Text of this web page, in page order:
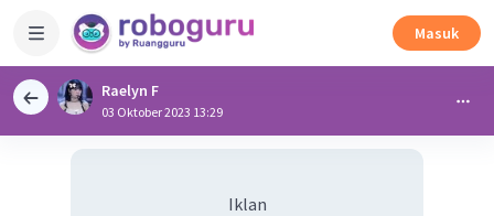
Masuk
Raelyn F
03 Oktober 2023 13:29
Iklan